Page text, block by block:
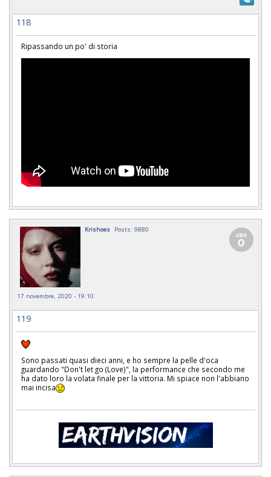
118
Ripassando un po' di storia
Krishoes Posts: 9880
17 novembre, 2020 - 19:10
119
Sono passati quasi dieci anni, e ho sempre la pelle d'oca
guardando "Don't let go (Love)", la performance che secondo me
ha dato loro la volata finale per la vittoria. Mi spiace non l'abbiano
mai incisa